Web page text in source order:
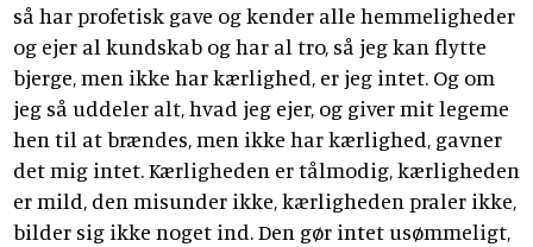
så har profetisk gave og kender alle hemmeligheder
og ejer al kundskab og har al tro, så jeg kan flytte
bjerge, men ikke har kærlighed, er jeg intet. Og om
jeg så uddeler alt, hvad jeg ejer, og giver mit legeme
hen til at brændes, men ikke har kærlighed, gavner
det mig intet. Kærligheden er tålmodig, kærligheden
er mild, den misunder ikke, kærligheden praler ikke,
bilder sig ikke noget ind. Den gør intet usømmeligt,